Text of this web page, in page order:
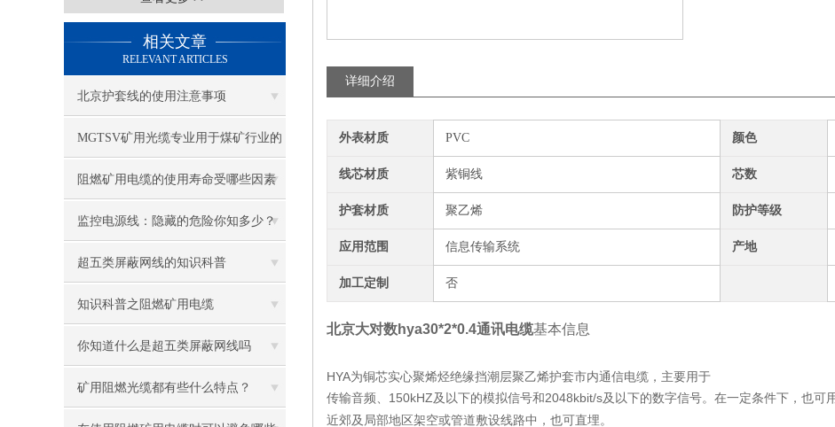
相关文章
RELEVANT ARTICLES
北京护套线的使用注意事项
MGTSV矿用光缆专业用于煤矿行业的
通讯光缆
阻燃矿用电缆的使用寿命受哪些因素
影响？延长寿命的技巧
监控电源线：隐藏的危险你知多少？
超五类屏蔽网线的知识科普
知识科普之阻燃矿用电缆
你知道什么是超五类屏蔽网线吗
矿用阻燃光缆都有些什么特点？
详细介绍
外表材质 PVC 颜色
线芯材质 紫铜线 芯数
护套材质 聚乙烯 防护等级
应用范围 信息传输系统 产地
加工定制 否
北京大对数hya30*2*0.4通讯电缆基本信息
HYA为铜芯实心聚烯烃绝缘挡潮层聚乙烯护套市内通信电缆，主要用于
传输音频 、150kHZ及以下的模拟信号和2048kbit/s及以下的数字信号。在一定条件下，也可
近郊及局部地区架空或管道敷设线路中，也可直埋。